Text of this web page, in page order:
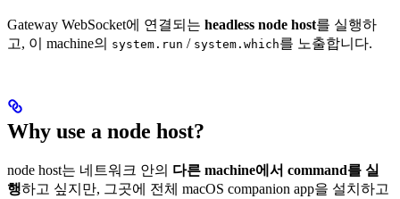
Gateway WebSocket에 연결되는 headless node host를 실행하
고, 이 machine의 system.run / system.which를 노출합니다.
Why use a node host?
node host는 네트워크 안의 다른 machine에서 command를 실
행하고 싶지만, 그곳에 전체 macOS companion app을 설치하고